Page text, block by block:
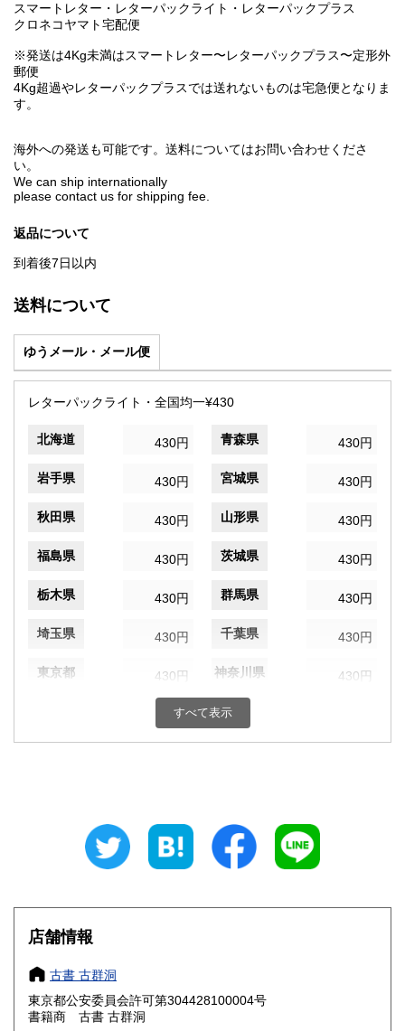
スマートレター・レターパックライト・レターパックプラス
クロネコヤマト宅配便
※発送は4Kg未満はスマートレター〜レターパックプラス〜定形外
郵便
4Kg超過やレターパックプラスでは送れないものは宅急便となりま
す。
海外への発送も可能です。送料についてはお問い合わせくださ
い。
We can ship internationally
please contact us for shipping fee.
返品について
到着後7日以内
送料について
ゆうメール・メール便
レターパックライト・全国均一¥430
北海道 430円 青森県 430円
岩手県 430円 宮城県 430円
秋田県 430円 山形県 430円
福島県 430円 茨城県 430円
栃木県 430円 群馬県 430円
埼玉県 430円 千葉県 430円
東京都 430円 神奈川県 430円
430円 富山県
静岡県
430円 三重県
滋賀県 430円 京都府 430円
大阪府
奈良県
鳥取県
すべて表示
店舗情報
古書 古群洞
東京都公安委員会許可第304428100004号
書籍商 古書 古群洞